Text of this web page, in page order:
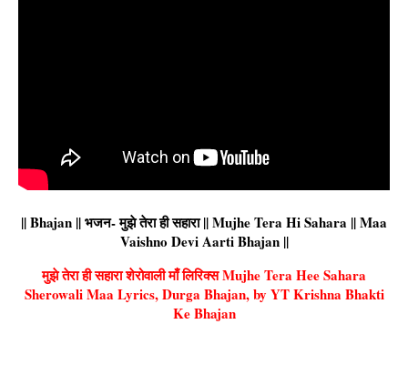
|| Bhajan || भजन- मुझे तेरा ही सहारा || Mujhe Tera Hi Sahara || Maa
Vaishno Devi Aarti Bhajan ||
मुझे तेरा ही सहारा शेरोवाली माँ लिरिक्स Mujhe Tera Hee Sahara
Sherowali Maa Lyrics, Durga Bhajan, by YT Krishna Bhakti
Ke Bhajan